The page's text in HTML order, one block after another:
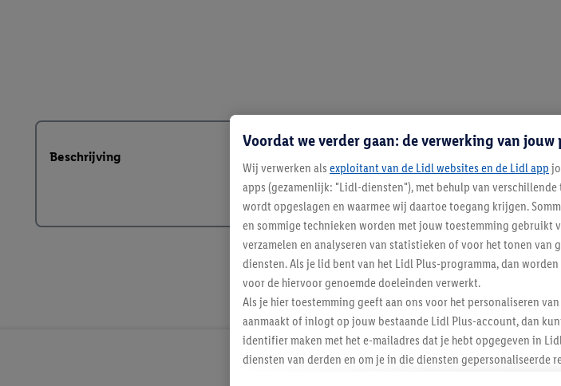
Beschrijving
Lidl
Voordat we verder gaan: de verwerking van jouw
Wij verwerken als exploitant van de Lidl websites en de Lidl app
apps (gezamenlijk: "Lidl-diensten"), met behulp van
wordt opgeslagen en waarmee wij daartoe toegang krijgen.
en sommige technieken worden met jouw toestemming gebruikt
verzamelen en analyseren van statistieken of voor het tonen
diensten. Als je lid bent van het Lidl Plus-programma, dan
voor de hiervoor genoemde doeleinden verwerkt.
Als je hier toestemming geeft aan ons voor het personaliseren
aanmaakt of inlogt op jouw bestaande Lidl Plus-account, dan
identifier maken met het e-mailadres dat je hebt opgegeven in
diensten van derden en om je in die diensten gepersonaliseerde